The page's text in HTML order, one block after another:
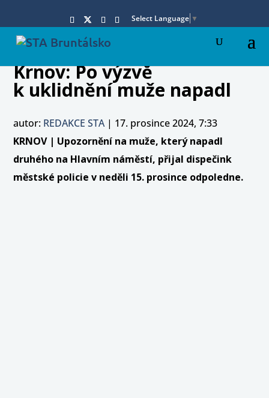
Select Language ▼
Krnov: Po výzvě
k uklidnění muže napadl
autor: REDAKCE STA| 17. prosince 2024, 7:33
KRNOV | Upozornění na muže, který napadl
druhého na Hlavním náměstí, přijal dispečink
městské policie v neděli 15. prosince odpoledne.